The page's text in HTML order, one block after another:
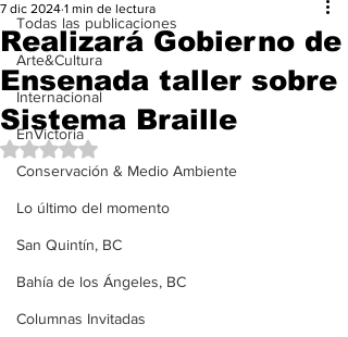
Todas las publicaciones
Arte&Cultura
Internacional
EnVictoria
Conservación & Medio Ambiente
Lo último del momento
San Quintín, BC
Bahía de los Ángeles, BC
Columnas Invitadas
Realizará Gobierno de
Ensenada taller sobre
Sistema Braille
7 dic 2024 1 min de lectura
Obtuvo NaN de 5 estrellas.